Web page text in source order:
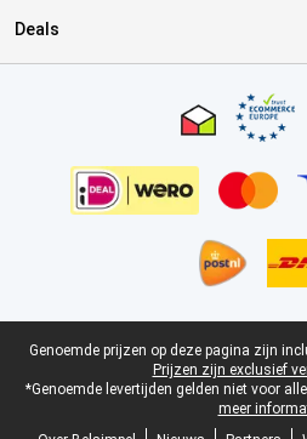
Deals
Juridische voettekst
Genoemde prijzen op deze pagina zijn
Prijzen zijn exclusief
*Genoemde levertijden gelden niet voor
meer